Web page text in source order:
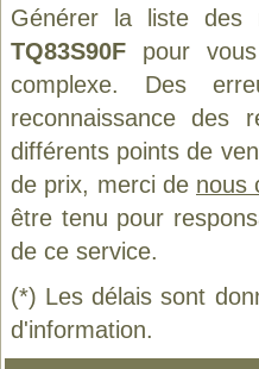
Générer la liste des
TQ83S90F pour
complexe. Des
reconnaissance des
différents points de
de prix, merci de nous
être tenu pour
de ce service.
(*) Les délais sont
d'information.